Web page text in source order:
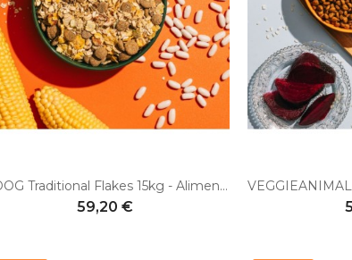
V-DOG Traditional Flakes 15kg - Alimento vegano per cani adulti
59,20 €